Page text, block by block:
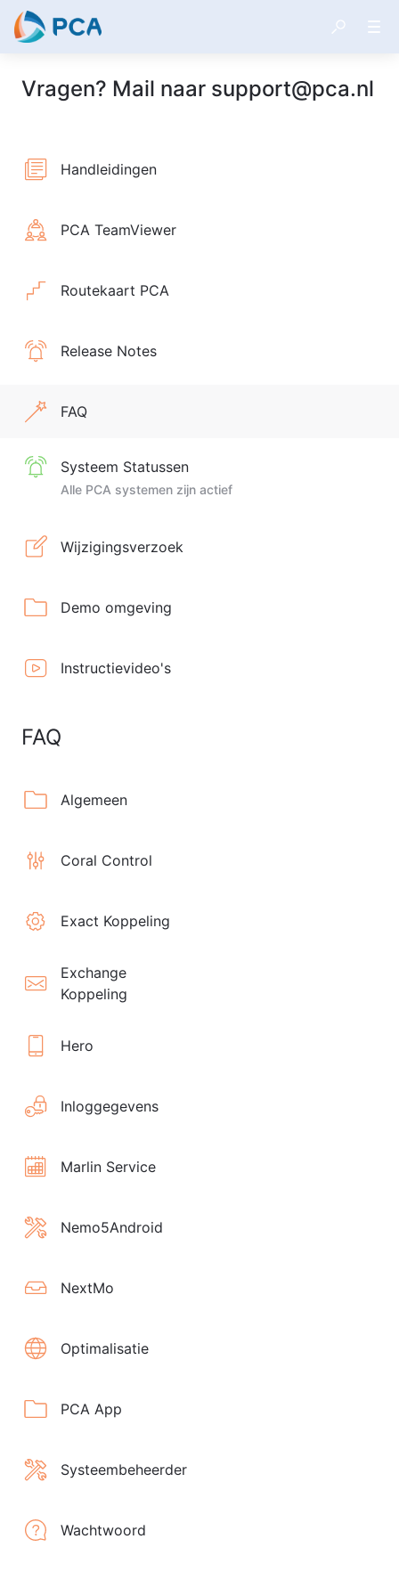
Vragen? Mail naar support@pca.nl
Handleidingen
PCA TeamViewer
Routekaart PCA
Release Notes
FAQ
Systeem Statussen
Alle PCA systemen zijn actief
Wijzigingsverzoek
Demo omgeving
Instructievideo's
FAQ
Algemeen
Coral Control
Exact Koppeling
Exchange
Koppeling
Hero
Inloggegevens
Marlin Service
Nemo5Android
NextMo
Optimalisatie
PCA App
Systeembeheerder
Wachtwoord